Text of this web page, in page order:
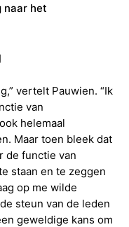
naar het
vertelt Pauwien. “Ik
van
helemaal
Maar toen bleek dat
de functie van
staan en te zeggen
op me wilde
steun van de leden
geweldige kans om